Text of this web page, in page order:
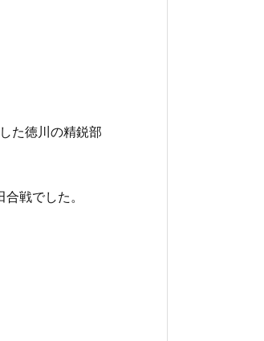
た徳川の精鋭部
戦でした。